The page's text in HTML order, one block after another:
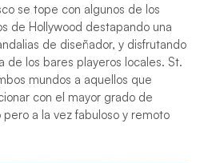
se tope con algunos de los
de Hollywood destapando una
de diseñador, y disfrutando
de los bares playeros locales. St.
mundos a aquellos que
con el mayor grado de
a la vez fabuloso y remoto